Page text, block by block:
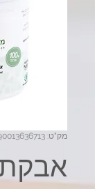
מק"ט: 7290013636713
אבקת